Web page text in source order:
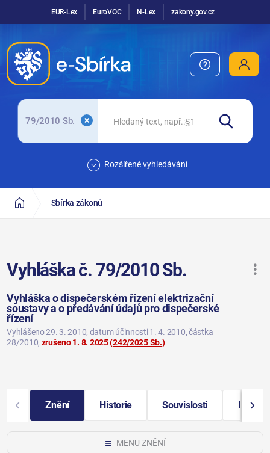
EUR-Lex EuroVOC N-Lex zakony.gov.cz
79/2010 Sb.
Rozšířené vyhledávání
Sbírka zákonů
Vyhláška č. 79/2010 Sb.
Vyhláška o dispečerském řízení elektrizační
soustavy a o předávání údajů pro dispečerské
řízení
Vyhlášeno 29. 3. 2010, datum účinnosti 1. 4. 2010, částka
28/2010, zrušeno 1. 8. 2025(242/2025 Sb.)
Znění Historie Souvislosti Další
MENU ZNĚNÍ